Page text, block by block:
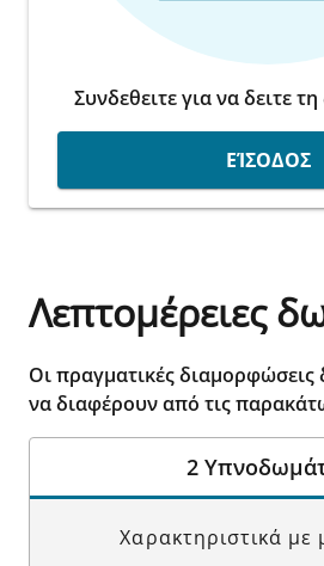
Συνδεθειτε για να δειτε
ΕΊΣΟΔΟΣ
Λεπτομέρειες
Οι πραγματικές διαμορφώσεις
να διαφέρουν από τις
2
Χαρακτηριστικά με